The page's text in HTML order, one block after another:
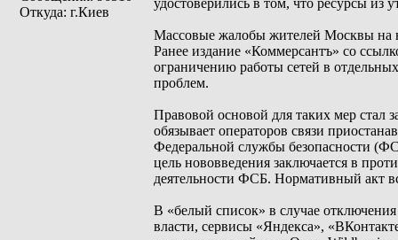
Откуда: г.Киев
удостоверились в том, что ресурсы из
Массовые жалобы жителей Москвы на
Ранее издание «Коммерсантъ» со
ограничению работы сетей в
проблем.
Правовой основой для таких мер стал
обязывает операторов связи
Федеральной службы безопасности
цель нововведения заключается в
деятельности ФСБ. Нормативный акт
В «белый список» в случае
власти, сервисы «Яндекса»,